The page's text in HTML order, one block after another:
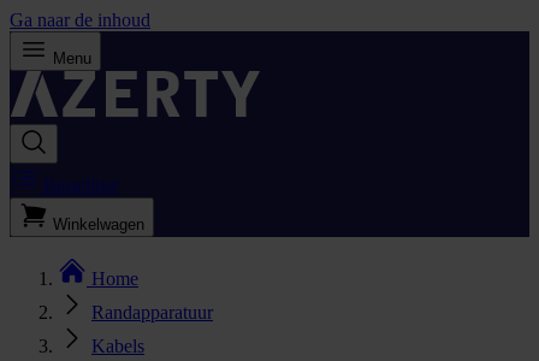
Ga naar de inhoud
Menu
Bestellijst
Winkelwagen
Home
Randapparatuur
Kabels